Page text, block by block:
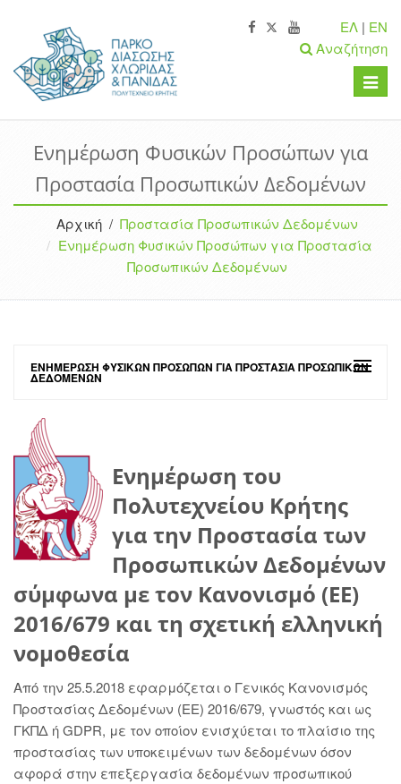
ΕΛ | EN
Αναζήτηση
Toggle
Ενημέρωση Φυσικών Προσώπων για
Προστασία Προσωπικών Δεδομένων
Αρχική / Προστασία Προσωπικών Δεδομένων
Ενημέρωση Φυσικών Προσώπων για Προστασία
Προσωπικών Δεδομένων
ΕΝΗΜΈΡΩΣΗ ΦΥΣΙΚΏΝ ΠΡΟΣΏΠΩΝ ΓΙΑ ΠΡΟΣΤΑΣΊΑ ΠΡΟΣΩΠΙΚΏΝ
ΔΕΔΟΜΈΝΩΝ
Ενημέρωση του
Πολυτεχνείου Κρήτης
για την Προστασία των
Προσωπικών Δεδομένων
σύμφωνα με τον Κανονισμό (ΕΕ)
2016/679 και τη σχετική ελληνική
νομοθεσία
Από την 25.5.2018 εφαρμόζεται ο Γενικός Κανονισμός
Προστασίας Δεδομένων (ΕΕ) 2016/679, γνωστός και ως
ΓΚΠΔ ή GDPR, με τον οποίον ενισχύεται το πλαίσιο της
προστασίας των υποκειμένων των δεδομένων όσον
αφορά στην επεξεργασία δεδομένων προσωπικού